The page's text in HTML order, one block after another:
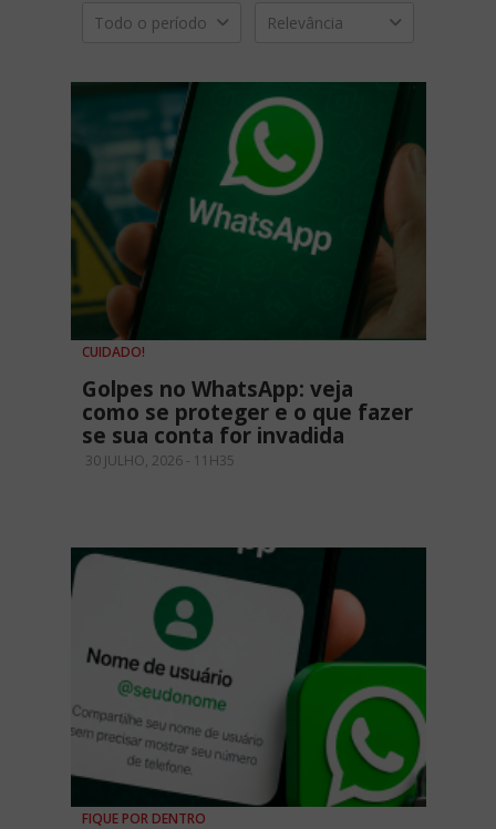
Todo o período Relevância
CUIDADO!
Golpes no WhatsApp: veja
como se proteger e o que fazer
se sua conta for invadida
30 JULHO, 2026 - 11H35
FIQUE POR DENTRO